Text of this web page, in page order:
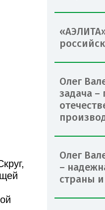
Олег
задача –
Олег
–
страны